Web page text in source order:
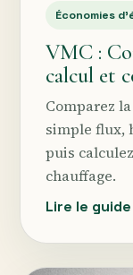
Économies
VMC :
calcul et
Comparez
simple flux,
puis
chauffage.
Lire le